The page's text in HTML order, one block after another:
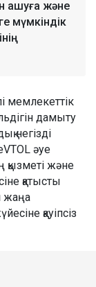
ашуға және
мүмкіндік
мемлекеттік
дамыту
негізді
әуе
қызметі және
қатысты
жаңа
қауіпсіз